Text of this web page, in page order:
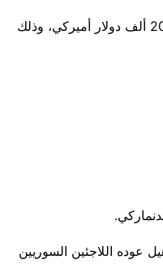
ووصلت هذه المساعدة المالية إلى 20 ألف دولار أميركي، وذلك
عوده اللاجئين السوريين